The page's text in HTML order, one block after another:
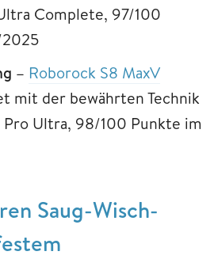
Complete, 97/100
– Roborock S8 MaxV
mit der bewährten Technik
Pro Ultra, 98/100 Punkte im
Saug-Wisch-